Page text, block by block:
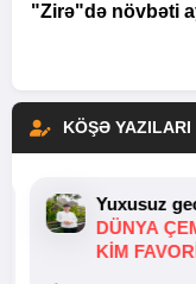
"Zirə"də növbəti
KÖŞƏ YAZILARI
Yuxusuz
DÜNYA
KIM